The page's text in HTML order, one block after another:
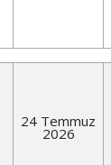
24 Temmuz
2026